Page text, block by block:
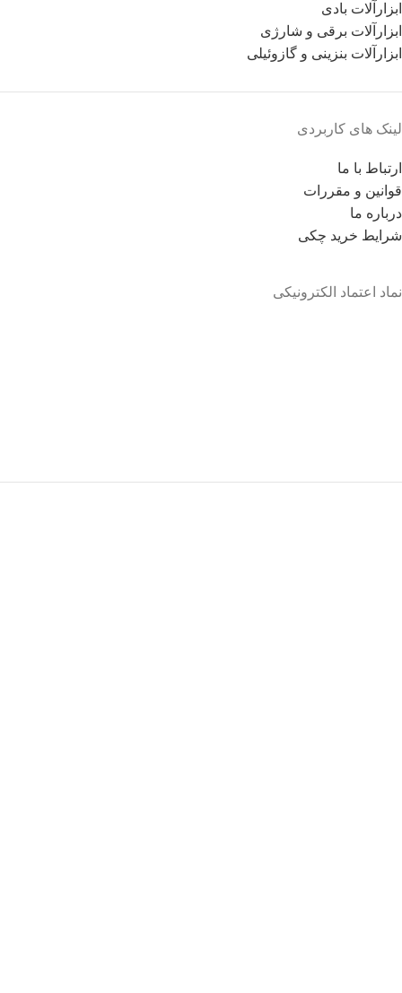
ابزارآلات بادی
ابزارآلات برقی و شارژی
ابزارآلات بنزینی و گازوئیلی
لینک های کاربردی
ارتباط با ما
قوانین و مقررات
درباره ما
شرايط خريد چکی
نماد اعتماد الکترونیکی